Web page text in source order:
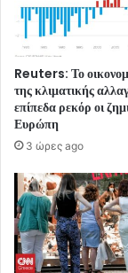
Reuters: Το
της κλιματικής
επίπεδα ρεκόρ οι
Ευρώπη
3 ώρες ago